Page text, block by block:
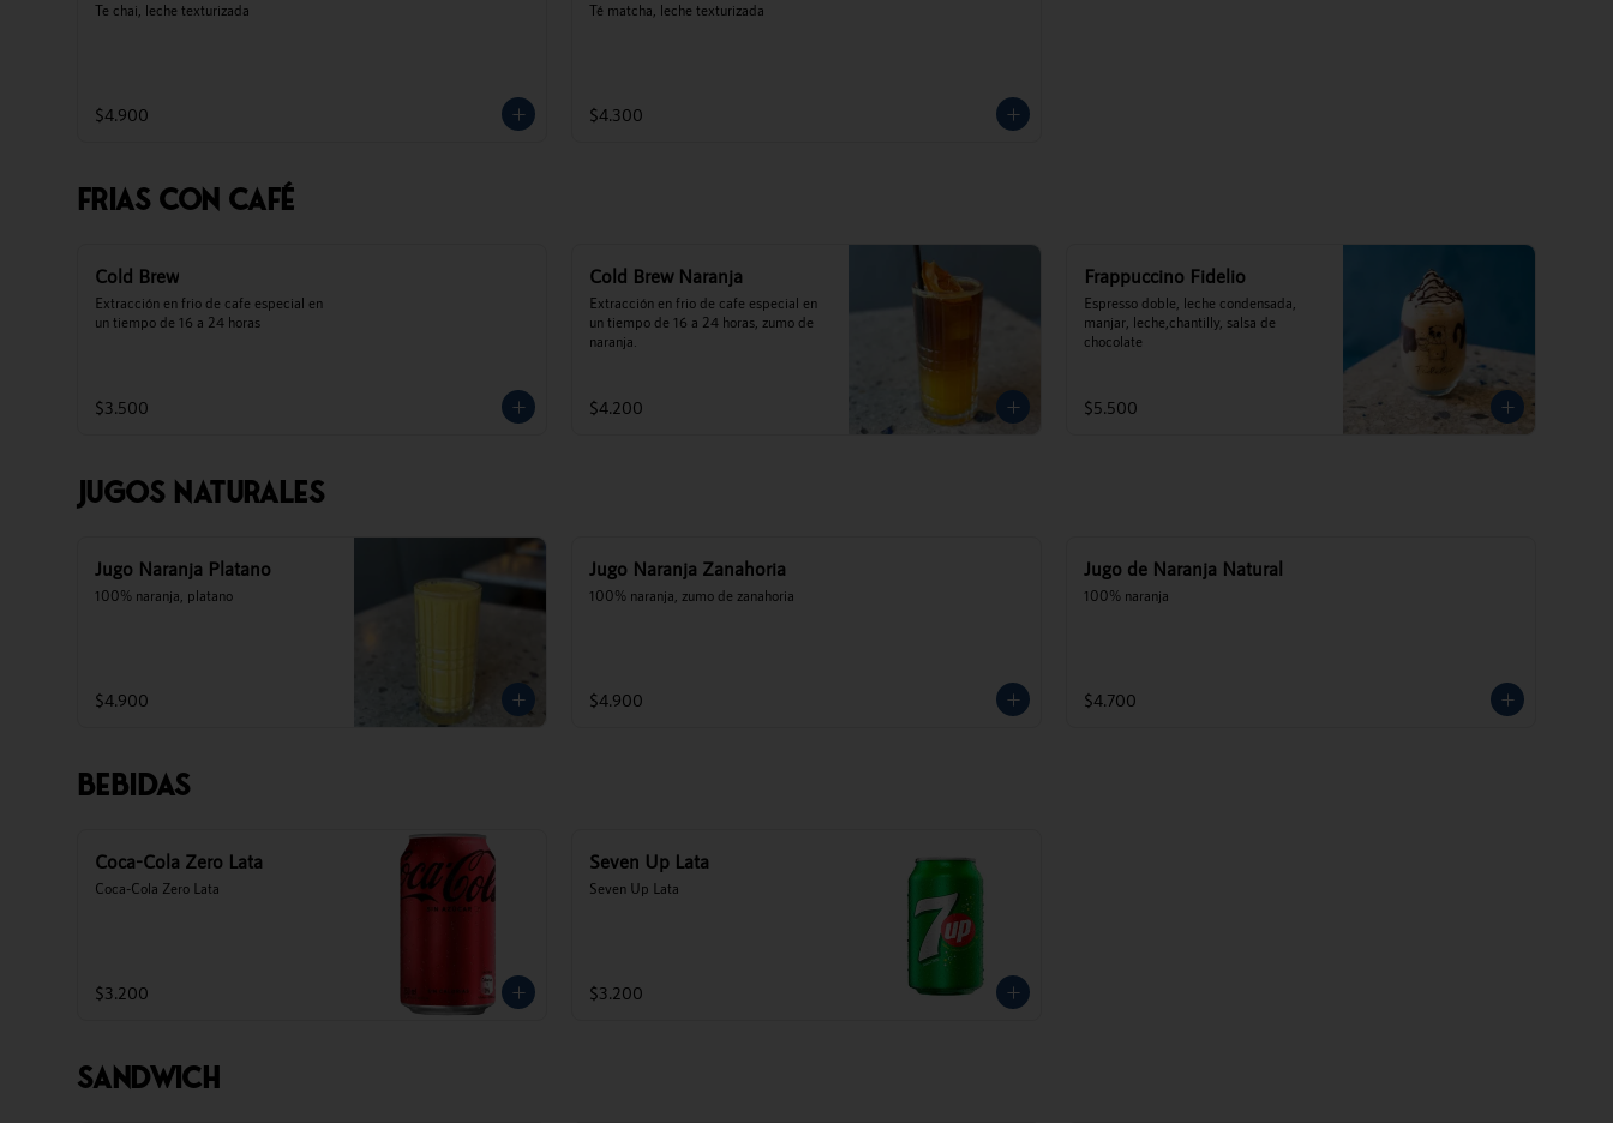
Te chai, leche texturizada
$4.900
Té matcha, leche texturizada
$4.300
Frias Con Café
Cold Brew
Extracción en frio de cafe especial en
un tiempo de 16 a 24 horas
$3.500
Cold Brew Naranja
Extracción en frio de cafe especial en
un tiempo de 16 a 24 horas, zumo de
naranja.
$4.200
Frappuccino Fidelio
Espresso doble, leche condensada,
manjar, leche,chantilly, salsa de
chocolate
$5.500
Jugos Naturales
Jugo Naranja Platano
100% naranja, platano
$4.900
Jugo Naranja Zanahoria
100% naranja, zumo de zanahoria
$4.900
Jugo de Naranja Natural
100% naranja
$4.700
Bebidas
Coca-Cola Zero Lata
Coca-Cola Zero Lata
$3.200
Seven Up Lata
Seven Up Lata
$3.200
Sandwich